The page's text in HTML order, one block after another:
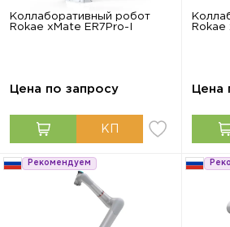
Коллаборативный робот
Rokae xMate ER7Pro-I
Цена по запросу
Rokae
Цена
Рекомендуем